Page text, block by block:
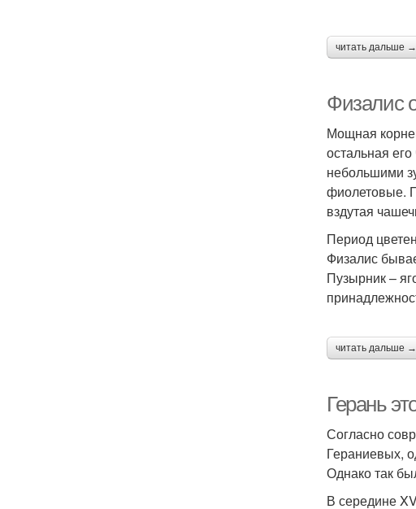
читать дальше →
Физалис
Мощная
остальная
небольшими
фиолетовые.
вздутая
Период
Физалис
Пузырник –
читать дальше →
Герань
Согласно
Гераниевых,
Однако так
В середине